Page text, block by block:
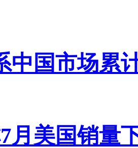
中国市场累
月美国销量